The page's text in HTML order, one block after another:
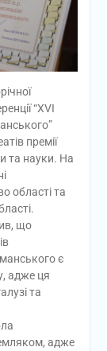
“XVI
премії
та науки. На
області та
що
є
адже ця
та
адже